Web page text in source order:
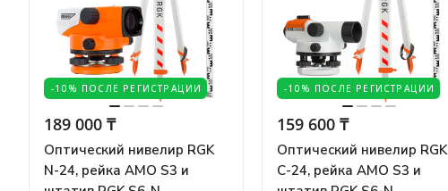
-10% ПОСЛЕ РЕГИСТРАЦИИ
189 000 ₸
Оптический нивелир RGK
N-24, рейка AMO S3 и
-10% ПОСЛЕ РЕГИСТРАЦИИ
159 600 ₸
Оптический нивелир RGK
C-24, рейка AMO S3 и